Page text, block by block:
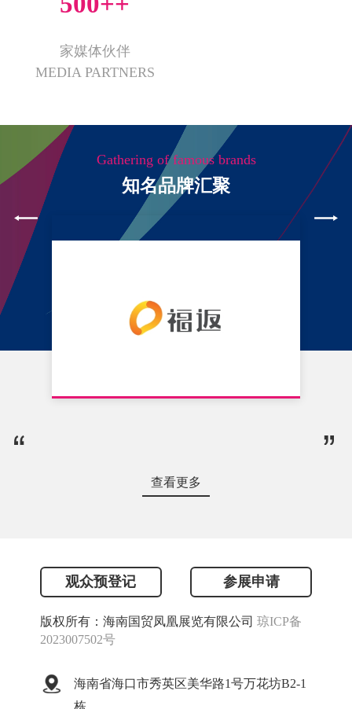
家媒体伙伴
MEDIA PARTNERS
Gathering of famous brands
知名品牌汇聚
查看更多
观众预登记 参展申请
版权所有：海南国贸凤凰展览有限公司 琼ICP备
2023007502号
海南省海口市秀英区美华路1号万花坊B2-1
栋